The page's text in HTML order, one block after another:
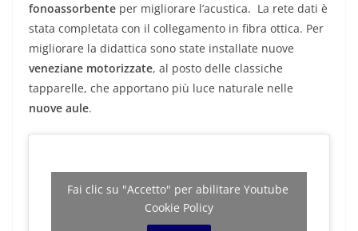
fonoassorbente per migliorare l’acustica. La rete dati è
stata completata con il collegamento in fibra ottica. Per
migliorare la didattica sono state installate nuove
veneziane motorizzate, al posto delle classiche
tapparelle, che apportano più luce naturale nelle
nuove aule.
Fai clic su "Accetto" per abilitare Youtube
Cookie Policy